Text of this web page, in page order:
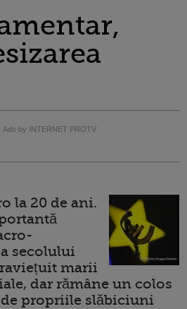
Ads by INTERNET PROTV
la 20 de ani.
secolului
marii
dar rămâne un colos
propriile slăbiciuni